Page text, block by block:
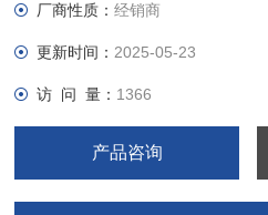
厂商性质：经销商
更新时间： 2025-05-23
访 问 量： 1366
产品咨询